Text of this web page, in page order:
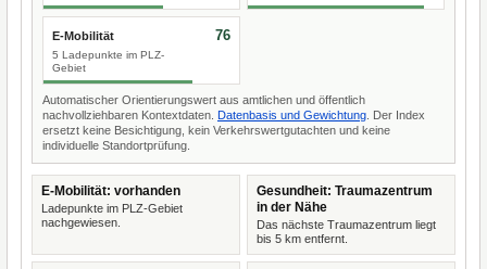
E-Mobilität
5 Ladepunkte im PLZ-
Gebiet
76
Automatischer Orientierungswert aus amtlichen und öffentlich
nachvollziehbaren Kontextdaten. Datenbasis und Gewichtung . Der Index
ersetzt keine Besichtigung, kein Verkehrswertgutachten und keine
individuelle Standortprüfung.
E-Mobilität: vorhanden
Ladepunkte im PLZ-Gebiet
nachgewiesen.
Gesundheit: Traumazentrum
in der Nähe
Das nächste Traumazentrum liegt
bis 5 km entfernt.